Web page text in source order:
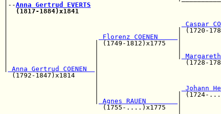
|--Anna Gertrud EVERTS
(1817-1884)x1841
|                                           | (1720-
Florenz COENEN
|                      | (1749-
|                      |                      (1728-
Anna Gertrud COENEN
(1792-1847)x1814
Johann
|                    |
Agnes RAUEN
(1755-